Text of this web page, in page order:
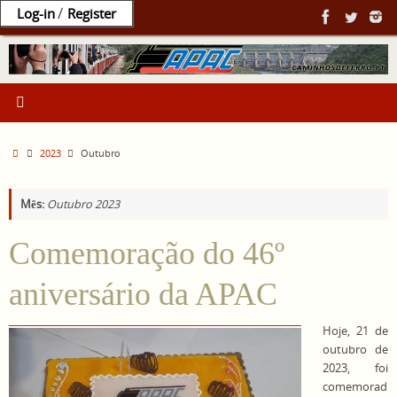
Log-in/ Register
para
conteúdo
Home2023 Outubro
Mês: Outubro 2023
Comemoração do 46º
aniversário da APAC
Hoje, 21 de
outubro de
2023, foi
comemorad